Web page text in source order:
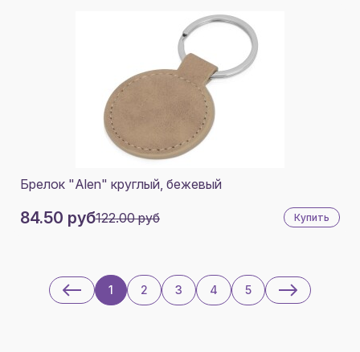
Брелок "Alen" круглый, бежевый
84.50 руб122.00 руб Купить
1 2 3 4 5